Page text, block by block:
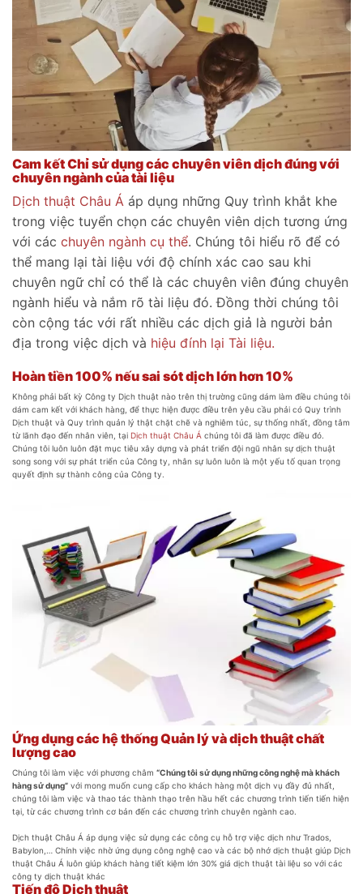
Cam kết Chỉ sử dụng các chuyên viên dịch đúng với
chuyên ngành của tài liệu
Dịch thuật Châu Á áp dụng những Quy trình khắt khe
trong việc tuyển chọn các chuyên viên dịch tương ứng
với các chuyên ngành cụ thể. Chúng tôi hiểu rõ để có
thể mang lại tài liệu với độ chính xác cao sau khi
chuyên ngữ chỉ có thể là các chuyên viên đúng chuyên
ngành hiểu và nắm rõ tài liệu đó. Đồng thời chúng tôi
còn cộng tác với rất nhiều các dịch giả là người bản
địa trong việc dịch và hiệu đính lại Tài liệu.
Hoàn tiền 100% nếu sai sót dịch lớn hơn 10%
Không phải bất kỳ Công ty Dịch thuật nào trên thị trường cũng dám làm điều chúng tôi
dám cam kết với khách hàng, để thực hiện được điều trên yêu cầu phải có Quy trình
Dịch thuật và Quy trình quản lý thật chặt chẽ và nghiêm túc, sự thống nhất, đồng tâm
từ lãnh đạo đến nhân viên, tại Dịch thuật Châu Á chúng tôi đã làm được điều đó.
Chúng tôi luôn luôn đặt mục tiêu xây dựng và phát triển đội ngũ nhân sự dịch thuật
song song với sự phát triển của Công ty, nhân sự luôn luôn là một yếu tố quan trọng
quyết định sự thành công của Công ty.
Ứng dụng các hệ thống Quản lý và dịch thuật chất
lượng cao
Chúng tôi làm việc với phương châm “Chúng tôi sử dụng những công nghệ mà khách
hàng sử dụng” với mong muốn cung cấp cho khách hàng một dịch vụ đầy đủ nhất,
chúng tôi làm việc và thao tác thành thạo trên hầu hết các chương trình tiến tiến hiện
tại, từ các chương trình cơ bản đến các chương trình chuyên ngành cao.
Dịch thuật Châu Á áp dụng việc sử dụng các công cụ hỗ trợ việc dịch như Trados,
Babylon,… Chính việc nhờ ứng dụng công nghệ cao và các bộ nhớ dịch thuật giúp Dịch
thuật Châu Á luôn giúp khách hàng tiết kiệm lớn 30% giá dịch thuật tài liệu so với các
công ty dịch thuật khác
Tiến độ Dịch thuật